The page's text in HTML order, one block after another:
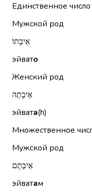
Единственное число
Мужской род
אֵיבָתוֹ
эйвато
Женский род
אֵיבָתָהּ
эйвата(h)
Множественное
Мужской род
אֵיבָתָם
эйватам